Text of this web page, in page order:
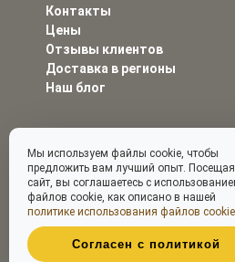
Контакты
Цены
Отзывы клиентов
Доставка в регионы
Наш блог
Мы используем файлы cookie, чтобы
предложить вам лучший опыт.
сайт, вы соглашаетесь с
файлов cookie, как описано в нашей
политике использования файлов cookie
Согласен с политикой